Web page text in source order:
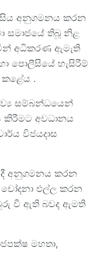
අනුගමනය කරන
සමාජයේ තිබූ නිළ
අධිකරණ ඇමැති
පොලීසියේ හැසිරීම්
කළේය .
සම්බන්ධයෙන්
කිරීමට අවධානය
විජයදාස
අනුගමනය කරන
චෝදනා එල්ල කරන
වී ඇති බවද ඇමති
මහතා,